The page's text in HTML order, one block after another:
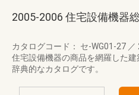
2005-2006 住宅設備機器
カタログコード： セ-WG01-27 ／
住宅設備機器の商品を網羅した
辞典的なカタログです。